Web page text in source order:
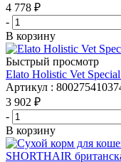
4 778 ₽
-
В корзину
Быстрый просмотр
Elato Holistic Vet
Артикул :
3 902 ₽
-
В корзину